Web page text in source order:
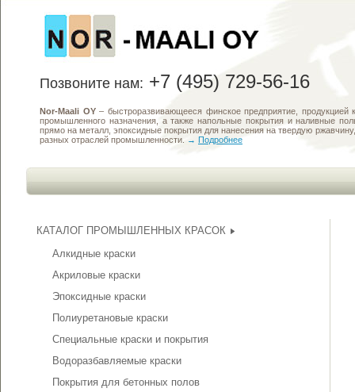
Позвоните нам: +7 (495) 729-56-16
Nor-Maali OY– быстроразвивающееся финское предприятие, продукцией
промышленного назначения, а также напольные покрытия и наливные
прямо на металл, эпоксидные покрытия для нанесения на твердую
разных отраслей промышленности.
→ Подробнее
КАТАЛОГ ПРОМЫШЛЕННЫХ КРАСОК
Алкидные краски
Акриловые краски
Эпоксидные краски
Полиуретановые краски
Специальные краски и покрытия
Водоразбавляемые краски
Покрытия для бетонных полов